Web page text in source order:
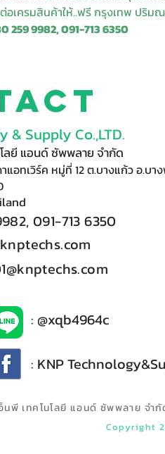
อเครมสินค้าให้..ฟรี กรุงเทพ ปริม
259 9982, 091-713 6350
& Supply Co.,LTD.
ลยี แอนด์ ซัพพลาย จำกัด
อทเวิร์ค หมู่ที่ 12 ต.บางแก้ว อ.บา
and
982, 091-713 6350
: KNP
: @xqb4964c
นพี เทคโนโลยี แอนด์ ซัพพลาย จ
Copyright